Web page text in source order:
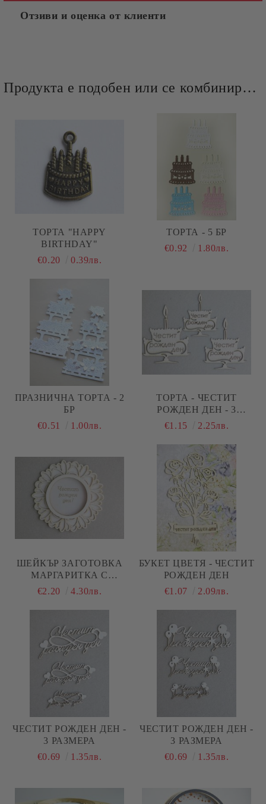
Отзиви и оценка от клиенти
Продукта е подобен или се комбинира добре и със следните продукти :
ТОРТА "HAPPY
BIRTHDAY"
€0.20
0.39лв.
ТОРТА - 5 БР
€0.92
1.80лв.
ПРАЗНИЧНА ТОРТА - 2
БР
€0.51
1.00лв.
ТОРТА - ЧЕСТИТ
РОЖДЕН ДЕН - 3
РАЗМЕРА
€1.15 2.25лв.
ШЕЙКЪР ЗАГОТОВКА
МАРГАРИТКА С
ГРАВИРАН НАДПИС -
2 БР.
€2.20 4.30лв.
БУКЕТ ЦВЕТЯ - ЧЕСТИТ
РОЖДЕН ДЕН
€1.07
2.09лв.
ЧЕСТИТ РОЖДЕН ДЕН -
3 РАЗМЕРА
€0.69
1.35лв.
ЧЕСТИТ РОЖДЕН ДЕН -
3 РАЗМЕРА
€0.69
1.35лв.